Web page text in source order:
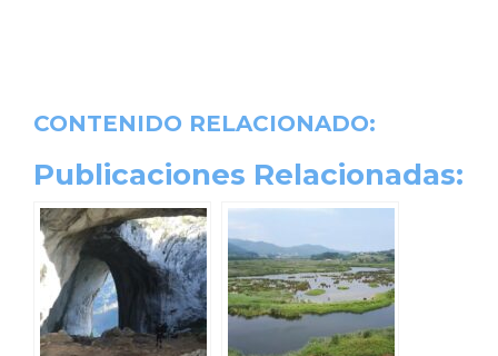
CONTENIDO RELACIONADO:
Publicaciones Relacionadas: